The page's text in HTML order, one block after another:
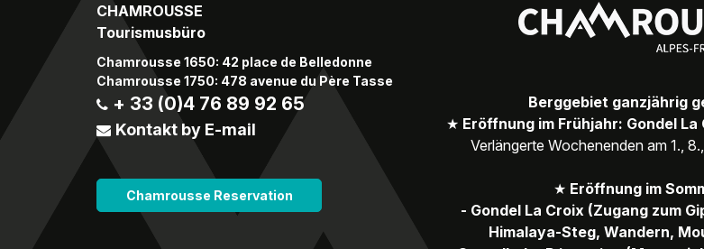
CHAMROUSSE
Tourismusbüro
Chamrousse 1650: 42 place de Belledonne
Chamrousse 1750: 478 avenue du Père Tasse
+ 33 (0)4 76 89 92 65
Kontakt by E-mail
Chamrousse Reservation
Berggebiet ganzjährig
★ Eröffnung im Frühjahr: Gondel
Verlängerte Wochenenden am 1.,
★ Eröffnung im
- Gondel La Croix (Zugang zum
Himalaya-Steg, Wandern,